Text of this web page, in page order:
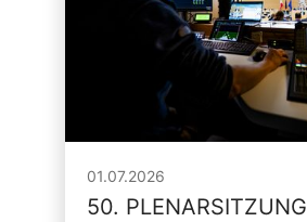
01.07.2026
50. PLENARSITZUNG